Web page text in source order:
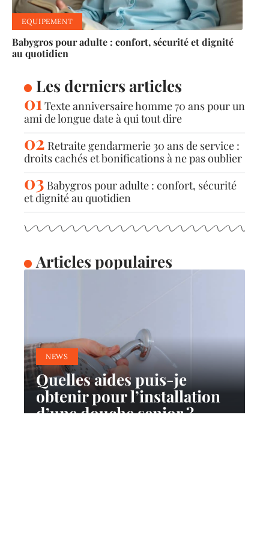
EQUIPEMENT
Babygros pour adulte : confort, sécurité et dignité
au quotidien
Les derniers articles
Texte anniversaire homme 70 ans pour un
ami de longue date à qui tout dire
Retraite gendarmerie 30 ans de service :
droits cachés et bonifications à ne pas oublier
Babygros pour adulte : confort, sécurité
et dignité au quotidien
Articles populaires
NEWS
Quelles aides puis-je
obtenir pour l’installation
d’une douche senior ?